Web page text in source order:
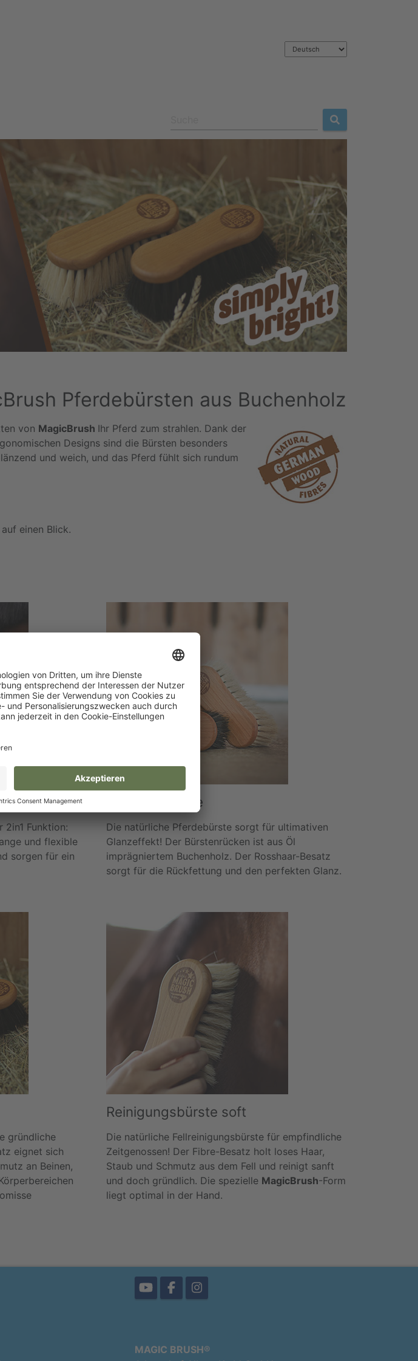
Pferdebürsten aus Buchenholz
von MagicBrush Ihr Pferd zum strahlen. Dank der
Designs sind die Bürsten besonders
und weich, und das Pferd fühlt sich rundum
einen Blick.
Funktion:
und flexible
sorgen für ein
Fellglanzbürste
Die natürliche Pferdebürste sorgt für ultimativen
Glanzeffekt! Der Bürstenrücken ist aus Öl
imprägniertem Buchenholz. Der Rosshaar-Besatz
sorgt für die Rückfettung und den perfekten Glanz.
gründliche
eignet sich
an Beinen,
Reinigungsbürste soft
Die natürliche Fellreinigungsbürste für empfindliche
Zeitgenossen! Der Fibre-Besatz holt loses Haar,
Staub und Schmutz aus dem Fell und reinigt sanft
und doch gründlich. Die spezielle MagicBrush-Form
liegt optimal in der Hand.
MAGIC BRUSH®